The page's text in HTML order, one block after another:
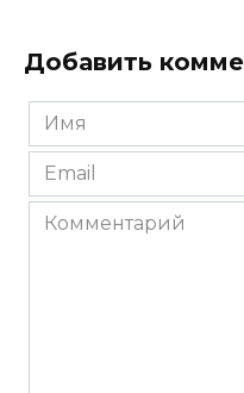
Добавить
Имя
*
Email
*
Комментарий